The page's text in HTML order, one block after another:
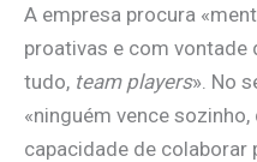
A empresa procura
proativas e com vontade
tudo, team players». No
«ninguém vence
capacidade de colaborar